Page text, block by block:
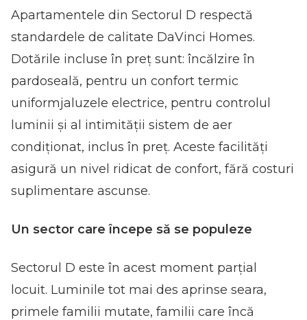
Apartamentele din Sectorul D respectă
standardele de calitate DaVinci Homes.
Dotările incluse în preț sunt: încălzire în
pardoseală, pentru un confort termic
uniformjaluzele electrice, pentru controlul
luminii și al intimității sistem de aer
condiționat, inclus în preț. Aceste facilități
asigură un nivel ridicat de confort, fără costuri
suplimentare ascunse.
Un sector care începe să se populeze
Sectorul D este în acest moment parțial
locuit. Luminile tot mai des aprinse seara,
primele familii mutate, familii care încă